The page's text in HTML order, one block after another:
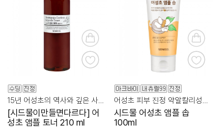
[시드물이만들면다르다] 어
성초 앰플 토너 210 ml
시드물 어성초 앰플 솝
100ml